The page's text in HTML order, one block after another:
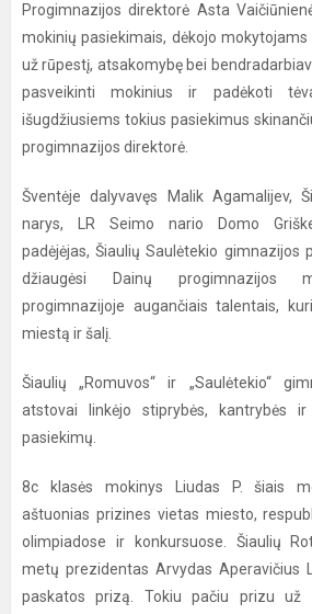
Progimnazijos direktorė Asta
mokinių pasiekimais, dėkojo
už rūpestį, atsakomybę bei
pasveikinti mokinius ir padėkoti
išugdžiusiems tokius pasiekimus
progimnazijos direktorė.
Šventėje dalyvavęs Malik Agamalijev,
narys, LR Seimo nario Domo
padėjėjas, Šiaulių Saulėtekio gimnazijos
džiaugėsi Dainų progimnazijos
progimnazijoje augančiais talentais,
miestą ir šalį.
Šiaulių „Romuvos“ ir „Saulėtekio“
atstovai linkėjo stiprybės, kantrybės
pasiekimų.
8c klasės mokinys Liudas P. šiais
aštuonias prizines vietas miesto,
olimpiadose ir konkursuose. Šiaulių
metų prezidentas Arvydas Aperavičius
paskatos prizą. Tokiu pačiu prizu už